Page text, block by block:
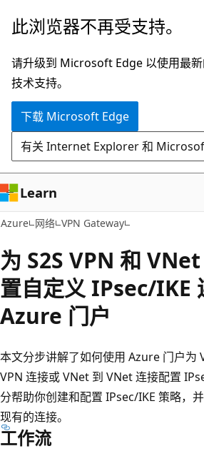
跳
主
要
内
此浏览器不再受支持。
请升级到 Microsoft Edge 以使用最
技术支持。
下载 Microsoft Edge
有关 Internet Explorer 和
Learn
Azure 网络 VPN Gateway
为 S2S VPN 和
置自定义 IPsec/IKE
Azure 门户
本文分步讲解了如何使用 Azure 门户为
VPN 连接或 VNet 到 VNet 连接配置
分帮助你创建和配置 IPsec/IKE 策略，
现有的连接。
工作流